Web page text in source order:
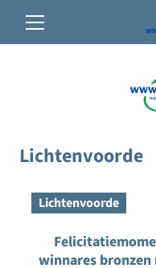
menu
Lichtenvoorde
Lichtenvoorde
winnares bronzen